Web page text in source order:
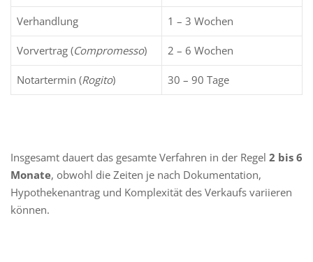
Verhandlung 1 – 3 Wochen
Vorvertrag (Compromesso) 2 – 6 Wochen
Notartermin (Rogito) 30 – 90 Tage
Insgesamt dauert das gesamte Verfahren in der Regel 2 bis 6
Monate, obwohl die Zeiten je nach Dokumentation,
Hypothekenantrag und Komplexität des Verkaufs variieren
können.